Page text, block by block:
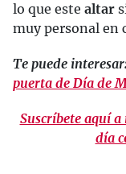
lo que este altar
muy personal en
Te puede
puerta de Día de
Suscríbete aquí
día